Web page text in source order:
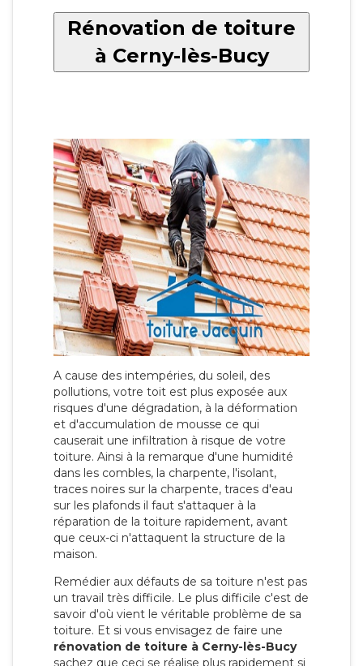
Rénovation de toiture
à Cerny-lès-Bucy
A cause des intempéries, du soleil, des
pollutions, votre toit est plus exposée aux
risques d'une dégradation, à la déformation
et d'accumulation de mousse ce qui
causerait une infiltration à risque de votre
toiture. Ainsi à la remarque d'une humidité
dans les combles, la charpente, l'isolant,
traces noires sur la charpente, traces d'eau
sur les plafonds il faut s'attaquer à la
réparation de la toiture rapidement, avant
que ceux-ci n'attaquent la structure de la
maison.
Remédier aux défauts de sa toiture n'est pas
un travail très difficile. Le plus difficile c'est de
savoir d'où vient le véritable problème de sa
toiture. Et si vous envisagez de faire une
rénovation de toiture à Cerny-lès-Bucy
sachez que ceci se réalise plus rapidement si